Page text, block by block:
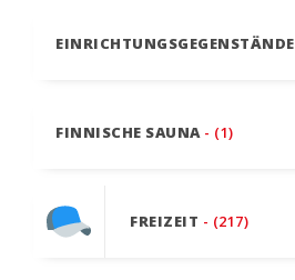
EINRICHTUNGSGEGENSTÄNDE
FINNISCHE SAUNA - (1)
FREIZEIT - (217)